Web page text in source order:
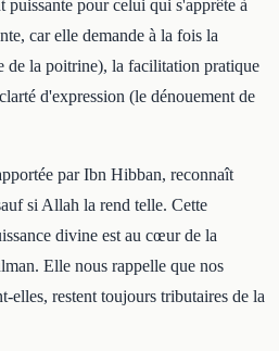
puissante pour celui qui s'apprête à
car elle demande à la fois la
de la poitrine), la facilitation pratique
d'expression (le dénouement de
par Ibn Hibban, reconnaît
si Allah la rend telle. Cette
divine est au cœur de la
Elle nous rappelle que nos
elles, restent toujours tributaires de la